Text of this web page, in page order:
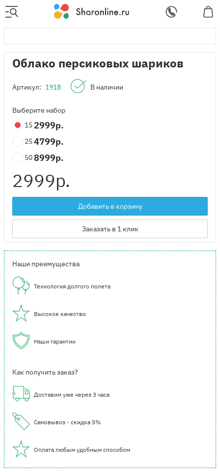
Облако персиковых шариков
Артикул: 1918 В наличии
Выберите набор
15 2999р.
254799р.
508999р.
2999р.
Добавить в корзину
Заказать в 1 клик
Наши преимущества
Технология долгого полета
Высокое качество
Наши гарантии
Как получить заказ?
Доставим уже через 3 часа
Самовывоз - скидка 5%
Оплата любым удобным способом